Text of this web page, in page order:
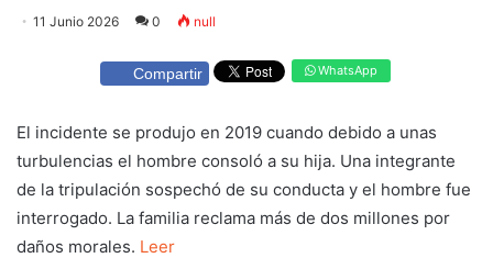
11 Junio 2026 0 null
Compartir WhatsApp
El incidente se produjo en 2019 cuando debido a unas
turbulencias el hombre consoló a su hija. Una integrante
de la tripulación sospechó de su conducta y el hombre fue
interrogado. La familia reclama más de dos millones por
daños morales. Leer